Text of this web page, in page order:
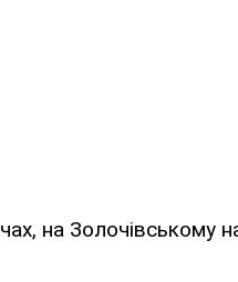
на Золочівському